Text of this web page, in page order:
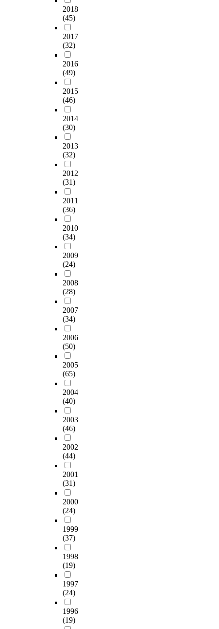
2018
(45)
2017
(32)
2016
(49)
2015
(46)
2014
(30)
2013
(32)
2012
(31)
2011
(36)
2010
(34)
2009
(24)
2008
(28)
2007
(34)
2006
(50)
2005
(65)
2004
(40)
2003
(46)
2002
(44)
2001
(31)
2000
(24)
1999
(37)
1998
(19)
1997
(24)
1996
(19)